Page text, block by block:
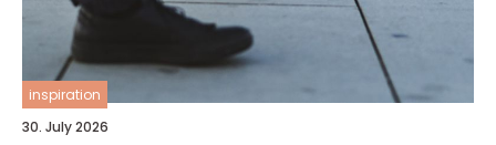
inspiration
30. July 2026